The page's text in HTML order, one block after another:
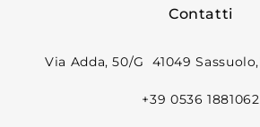
Contatti
Via Adda, 50/G 41049
+39 0536 1881062